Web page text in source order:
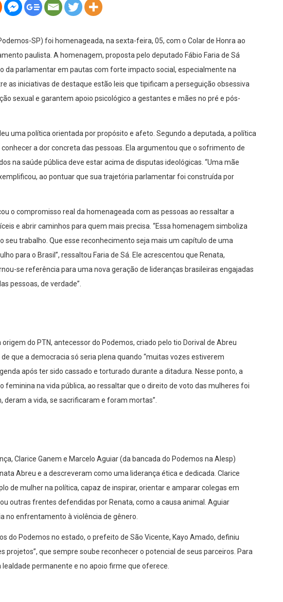
SP) foi homenageada, na sexta-feira, 05, com o Colar de Honra ao
paulista. A homenagem, proposta pelo deputado Fábio Faria de Sá
da parlamentar em pautas com forte impacto social, especialmente na
as iniciativas de destaque estão leis que tipificam a perseguição obsessiva
sexual e garantem apoio psicológico a gestantes e mães no pré e pós-
uma política orientada por propósito e afeto. Segundo a deputada, a política
a dor concreta das pessoas. Ela argumentou que o sofrimento de
na saúde pública deve estar acima de disputas ideológicas. “Uma mãe
ao pontuar que sua trajetória parlamentar foi construída por
o compromisso real da homenageada com as pessoas ao ressaltar a
e abrir caminhos para quem mais precisa. “Essa homenagem simboliza
seu trabalho. Que esse reconhecimento seja mais um capítulo de uma
para o Brasil”, ressaltou Faria de Sá. Ele acrescentou que Renata,
se referência para uma nova geração de lideranças brasileiras engajadas
pessoas, de verdade”.
do PTN, antecessor do Podemos, criado pelo tio Dorival de Abreu
que a democracia só seria plena quando “muitas vozes estiverem
após ter sido cassado e torturado durante a ditadura. Nesse ponto, a
na vida pública, ao ressaltar que o direito de voto das mulheres foi
a vida, se sacrificaram e foram mortas”.
Clarice Ganem e Marcelo Aguiar (da bancada do Podemos na Alesp)
Abreu e a descreveram como uma liderança ética e dedicada. Clarice
de mulher na política, capaz de inspirar, orientar e amparar colegas em
outras frentes defendidas por Renata, como a causa animal. Aguiar
no enfrentamento à violência de gênero.
do Podemos no estado, o prefeito de São Vicente, Kayo Amado, definiu
projetos”, que sempre soube reconhecer o potencial de seus parceiros. Para
permanente e no apoio firme que oferece.